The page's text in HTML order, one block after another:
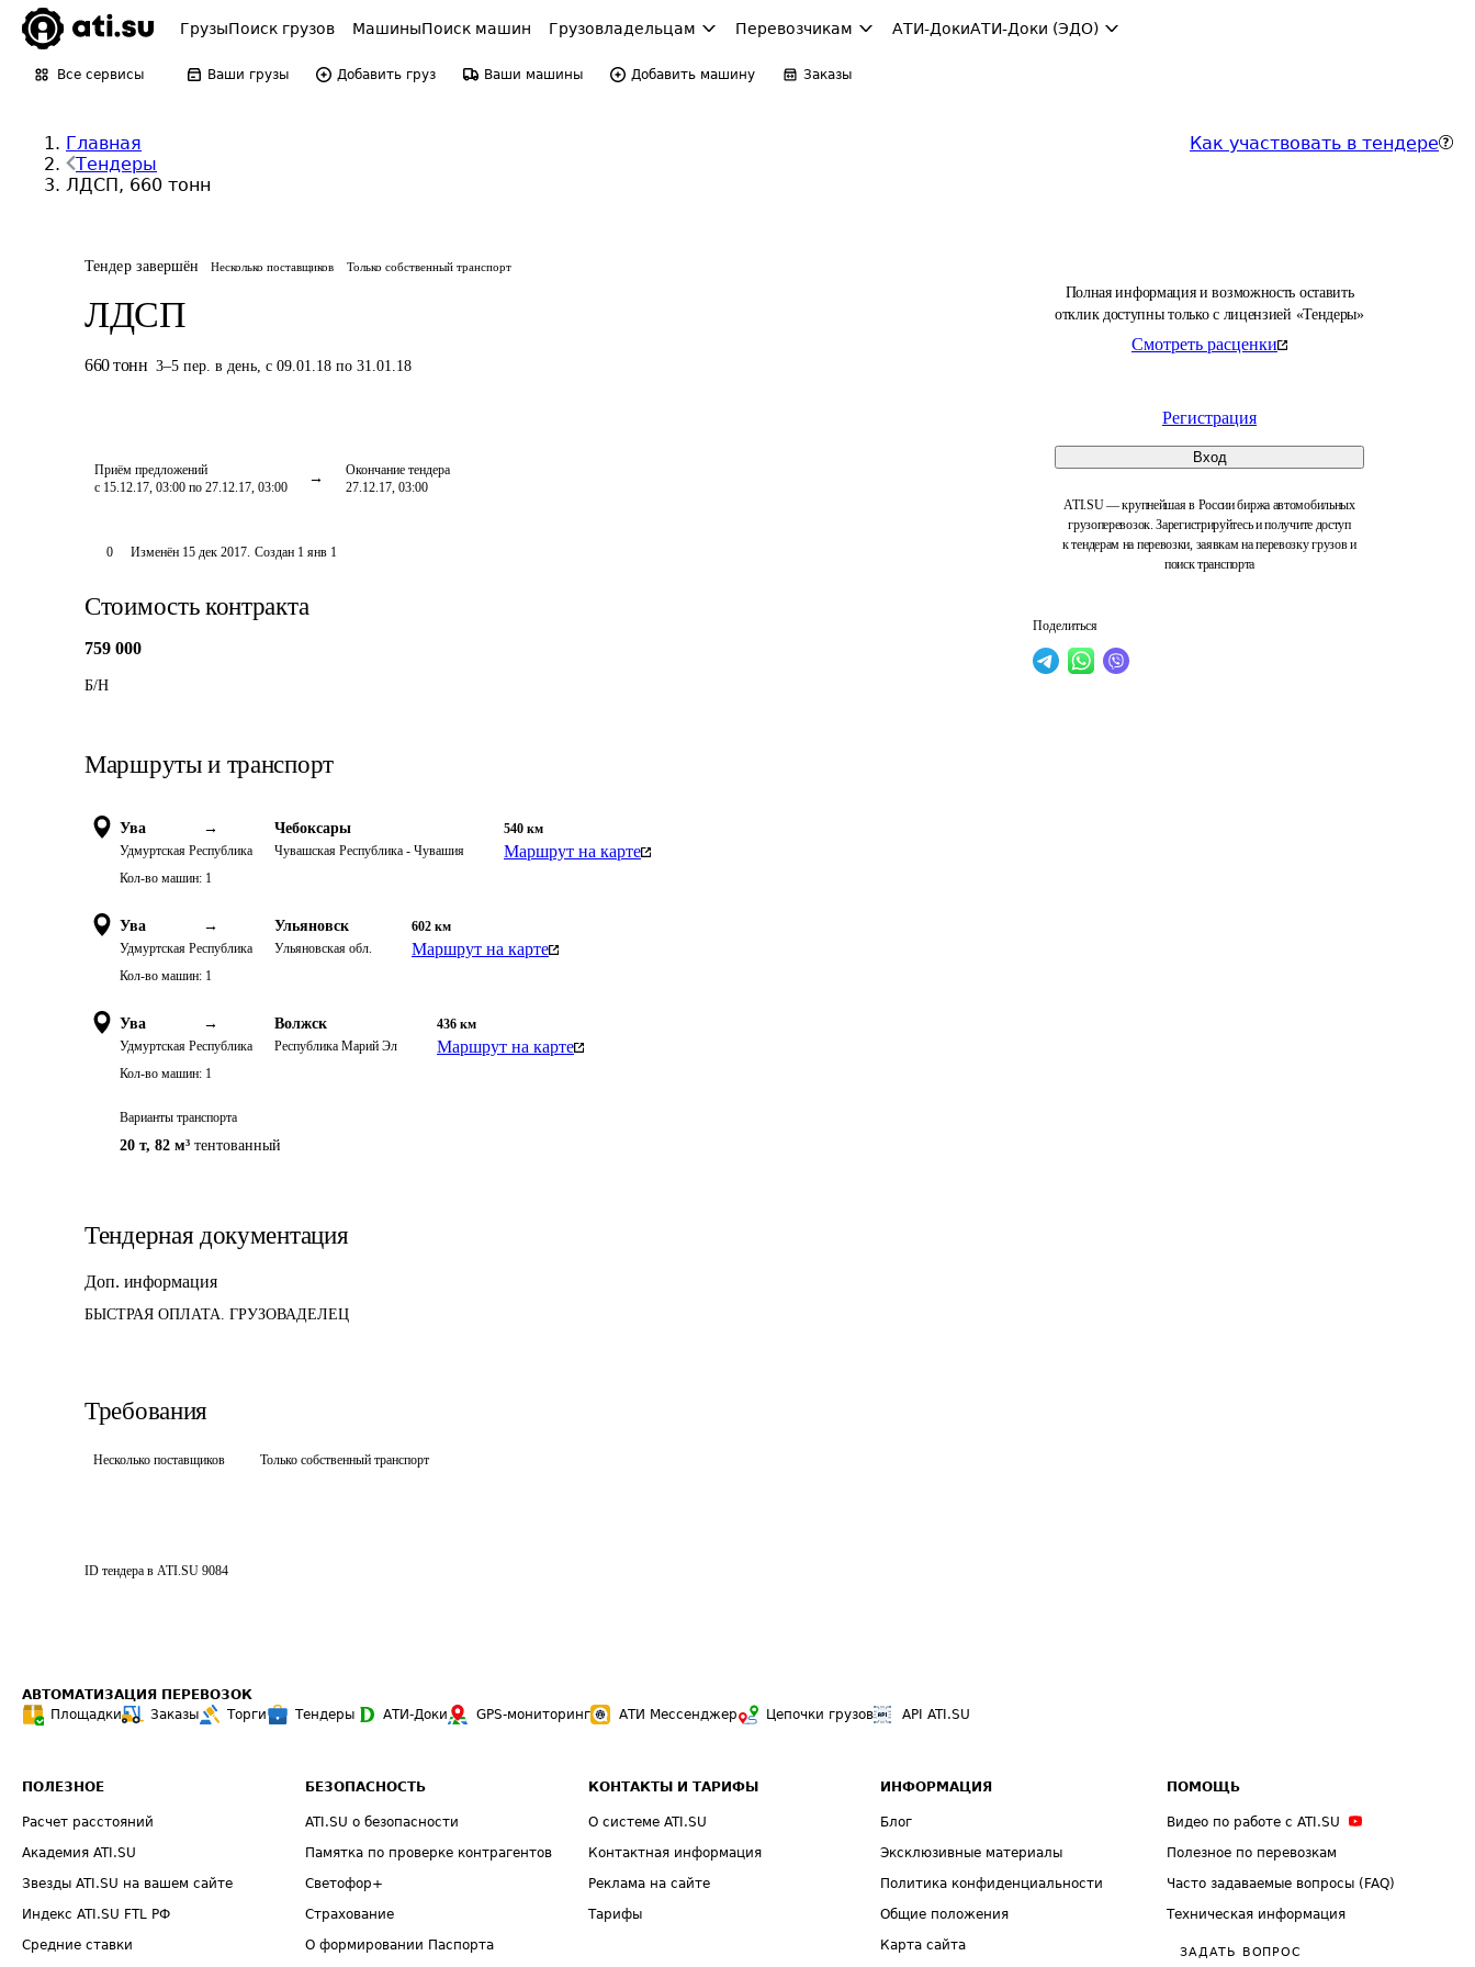
ГрузыПоиск грузов МашиныПоиск машин Грузовладельцам Перевозчикам АТИ-ДокиАТИ-Доки (ЭДО)
Все сервисы Ваши грузы Добавить груз Ваши машины Добавить машину Заказы
Главная
Тендеры
ЛДСП, 660 тонн
Как участвовать в тендере
Тендер завершён Несколько поставщиков Только собственный транспорт
ЛДСП
660 тонн 3–5 пер. в день, с 09.01.18 по 31.01.18
Приём предложений
с 15.12.17, 03:00 по 27.12.17, 03:00
Окончание тендера
27.12.17, 03:00
Полная информация и возможность оставить
отклик доступны только с лицензией «Тендеры»
Смотреть расценки
Регистрация
Вход
ATI.SU — крупнейшая в России биржа автомобильных
грузоперевозок. Зарегистрируйтесь и получите доступ
к тендерам на перевозки, заявкам на перевозку грузов и
поиск транспорта
Поделиться
0 Изменён 15 дек 2017. Создан 1 янв 1
Стоимость контракта
759 000
Б/Н
Маршруты и транспорт
Ува →
Удмуртская Республика
Чебоксары
Чувашская Республика - Чувашия
540 км
Маршрут на карте
Кол-во машин: 1
Ува →
Удмуртская Республика
Ульяновск
Ульяновская обл.
602 км
Маршрут на карте
Кол-во машин: 1
Ува →
Удмуртская Республика
Волжск
Республика Марий Эл
436 км
Маршрут на карте
Кол-во машин: 1
Варианты транспорта
20 т, 82 м³ тентованный
Тендерная документация
Доп. информация
БЫСТРАЯ ОПЛАТА. ГРУЗОВАДЕЛЕЦ
Требования
Несколько поставщиков Только собственный транспорт
ID тендера в ATI.SU 9084
АВТОМАТИЗАЦИЯ ПЕРЕВОЗОК
Площадки
Заказы Торги Тендеры АТИ-Доки GPS-мониторинг АТИ Мессенджер Цепочки грузов API ATI.SU
ПОЛЕЗНОЕ
Расчет расстояний
Академия ATI.SU
Звезды ATI.SU на вашем сайте
Индекс ATI.SU FTL РФ
Средние ставки
БЕЗОПАСНОСТЬ
ATI.SU о безопасности
Памятка по проверке контрагентов
Светофор+
Страхование
О формировании Паспорта
КОНТАКТЫ И ТАРИФЫ
О системе ATI.SU
Контактная информация
Реклама на сайте
Тарифы
ИНФОРМАЦИЯ
Блог
Эксклюзивные материалы
Политика конфиденциальности
Общие положения
Карта сайта
ПОМОЩЬ
Видео по работе с ATI.SU
Полезное по перевозкам
Часто задаваемые вопросы (FAQ)
Техническая информация
ЗАДАТЬ ВОПРОС